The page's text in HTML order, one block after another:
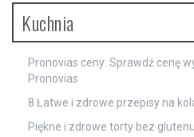
Kuchnia
Pronovias ceny: Sprawdź cenę
Pronovias
8 Łatwe i zdrowe przepisy na
Piękne i zdrowe torty bez